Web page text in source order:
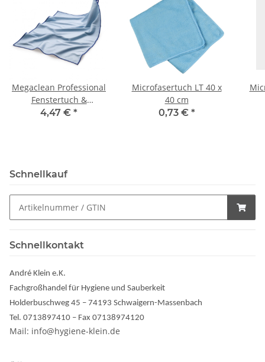
Megaclean Professional
Fenstertuch &
Geschirrtuch 50x70cm
4,47 € *
Microfasertuch LT 40 x
40 cm
0,73 € *
Schnellkauf
Schnellkontakt
André Klein e.K.
Fachgroßhandel für Hygiene und Sauberkeit
Holderbuschweg 45 – 74193 Schwaigern-Massenbach
Tel. 0713897410 – Fax 07138974120
Mail: info@hygiene-klein.de